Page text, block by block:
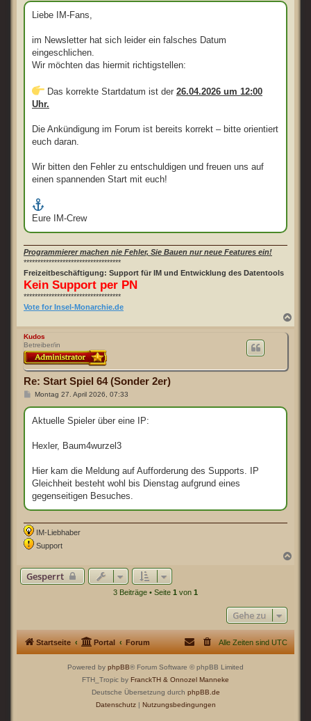
i
t
g
Liebe IM-Fans,
im Newsletter hat sich leider ein falsches Datum
eingeschlichen.
Wir möchten das hiermit richtigstellen:
Das korrekte Startdatum ist der 26.04.2026 um 12:00
Uhr.
Die Ankündigung im Forum ist bereits korrekt – bitte orientiert
euch daran.
Wir bitten den Fehler zu entschuldigen und freuen uns auf
einen spannenden Start mit euch!
Eure IM-Crew
Programmierer machen nie Fehler, Sie Bauen nur neue Features ein!
***********************************
Freizeitbeschäftigung: Support für IM und Entwicklung des Datentools
Kein Support per PN
***********************************
Vote for Insel-Monarchie.de
a
Kudos
Betreiber/in
Re: Start Spiel 64 (Sonder 2er)
B
i
t
g
Montag 27. April 2026, 07:33
Aktuelle Spieler über eine IP:
Hexler, Baum4wurzel3
Hier kam die Meldung auf Aufforderung des Supports. IP
Gleichheit besteht wohl bis Dienstag aufgrund eines
gegenseitigen Besuches.
IM-Liebhaber
Support
Gesperrt
3 Beiträge • Seite 1 von 1
Gehe zu
Startseite Portal Forum Alle Zeiten sind UTC
Powered by phpBB® Forum Software © phpBB Limited
FTH_Tropic by FranckTH & Onnozel Manneke
Deutsche Übersetzung durch phpBB.de
Datenschutz| Nutzungsbedingungen